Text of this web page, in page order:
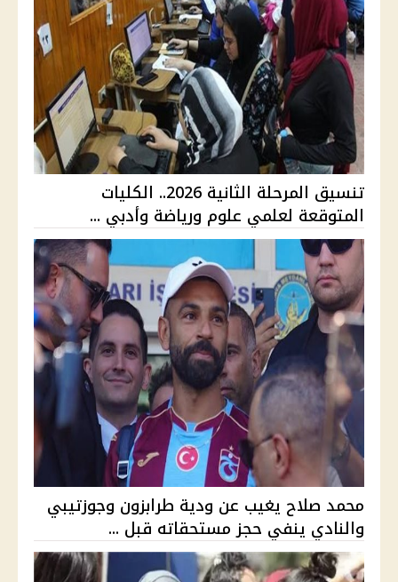
تنسيق المرحلة الثانية 2026.. الكليات
المتوقعة لعلمي علوم ورياضة وأدبي ...
محمد صلاح يغيب عن ودية طرابزون وجوزتيبي
والنادي ينفي حجز مستحقاته قبل ...